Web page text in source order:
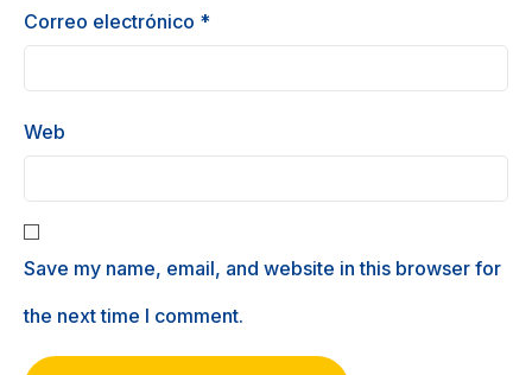
Correo electrónico *
Web
Save my name, email, and website in this browser for
the next time I comment.